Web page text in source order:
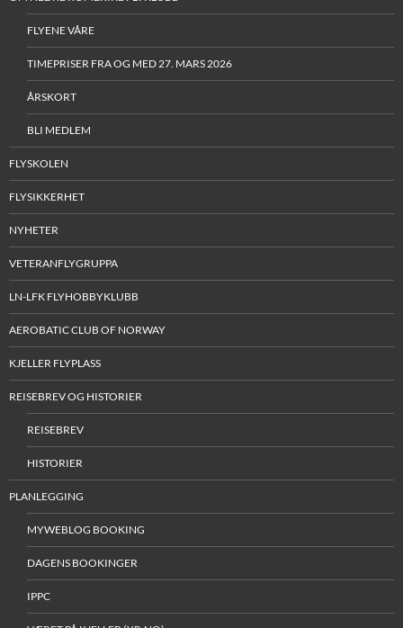
FLYENE VÅRE
TIMEPRISER FRA OG MED 27. MARS 2026
ÅRSKORT
BLI MEDLEM
FLYSKOLEN
FLYSIKKERHET
NYHETER
VETERANFLYGRUPPA
LN-LFK FLYHOBBYKLUBB
AEROBATIC CLUB OF NORWAY
KJELLER FLYPLASS
REISEBREV OG HISTORIER
REISEBREV
HISTORIER
PLANLEGGING
MYWEBLOG BOOKING
DAGENS BOOKINGER
IPPC